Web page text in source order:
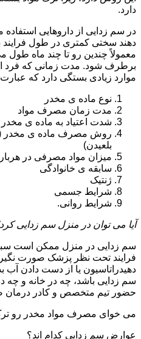
دارد.
در سم زدایی از داروهایی
دهند سختی کمتری در طول فرایند
معمولاً چندین رو تا چند ماه طول
برطرف شود. مدت زمانی که فرد
موارد زیادی بستگی دارد که عبارت
نوع ماده ی مخدر
مدت زمان مصرف مواد
شدت اعتیاد به ماده ی مخدر
روش مصرف ماده ی مخدر
بلعیدن)
میزان مواد مصرفی در هربار
سابقه ی خانوادگی
ژنتیک
شرایط جسمی
شرایط روانی.
آیا می توان در منزل سم زدایی
سم زدایی در منزل ممکن است
فرایند تحت نظر پزشک صورت
دهیدراتاسیون یا از دست دادن
سم زدایی باشد، چه در خانه و چه
حضور تیم متخصص و کادر
می خوای مصرف مواد مخدر رو
عوارض سم زدایی کدام اند؟